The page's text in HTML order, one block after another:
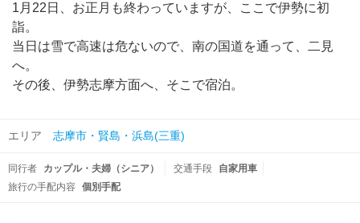
1月22日、お正月も終わっていますが、ここで伊勢に初
詣。
当日は雪で高速は危ないので、南の国道を通って、二見
へ。
その後、伊勢志摩方面へ、そこで宿泊。
エリア 志摩市・賢島・浜島(三重)
同行者 カップル・夫婦（シニア） 交通手段
自家用車
旅行の手配内容
個別手配